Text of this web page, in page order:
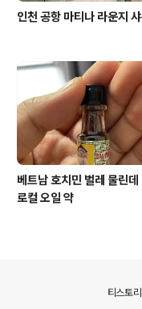
인천 공항 마티나 라운지
베트남 호치민 벌레
로컬 오일 약
티스토리